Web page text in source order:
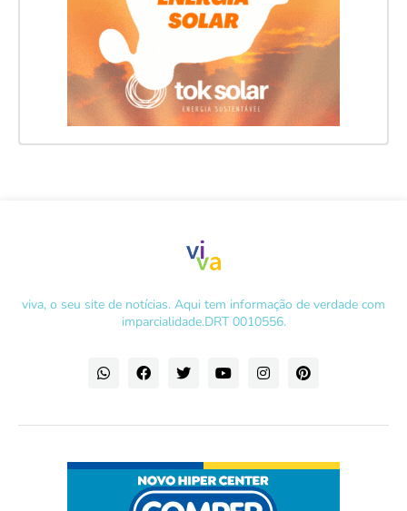
viva, o seu site de notícias. Aqui tem informação de verdade com
imparcialidade.DRT 0010556.